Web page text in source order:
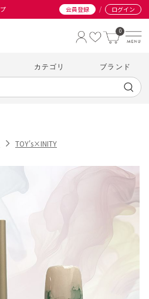
会員登録 / ログイン
0
カテゴリ ブランド
TOY's×INITY